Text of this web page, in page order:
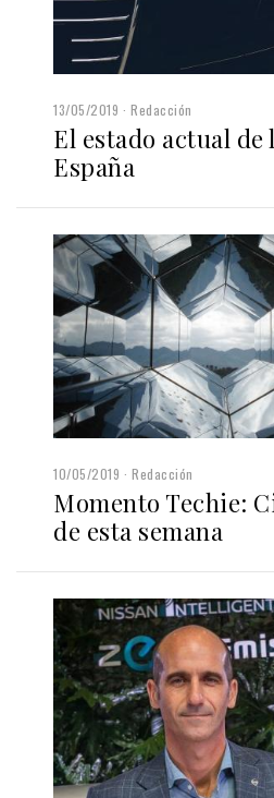
13/05/2019 Redacción
El estado actual de
España
10/05/2019 Redacción
Momento Techie:
de esta semana